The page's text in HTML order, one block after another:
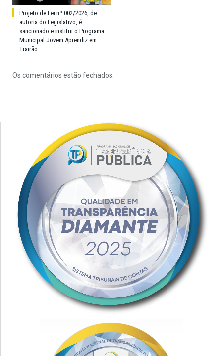
Projeto de Lei nº 002/2026, de
autoria do Legislativo, é
sancionado e institui o Programa
Municipal Jovem Aprendiz em
Trairão
Os comentários estão fechados.